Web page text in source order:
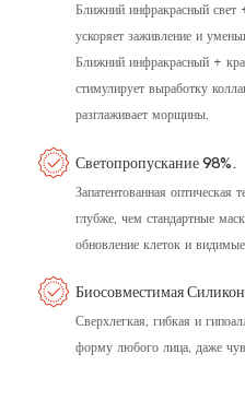
Ближний инфракрасный
ускоряет заживление и
Ближний инфракрасный +
стимулирует выработку
разглаживает морщины.
Светопропускание 98%.
Запатентованная оптическая
глубже, чем стандартные
обновление клеток и видимые
Биосовместимая
Сверхлегкая, гибкая и
форму любого лица, даже